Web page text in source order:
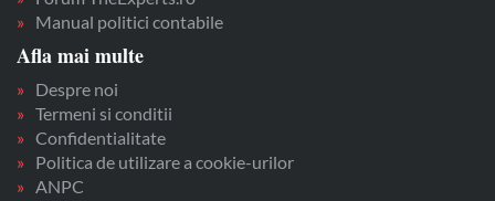
Manual politici contabile
Afla mai multe
Despre noi
Termeni si conditii
Confidentialitate
Politica de utilizare a cookie-urilor
ANPC